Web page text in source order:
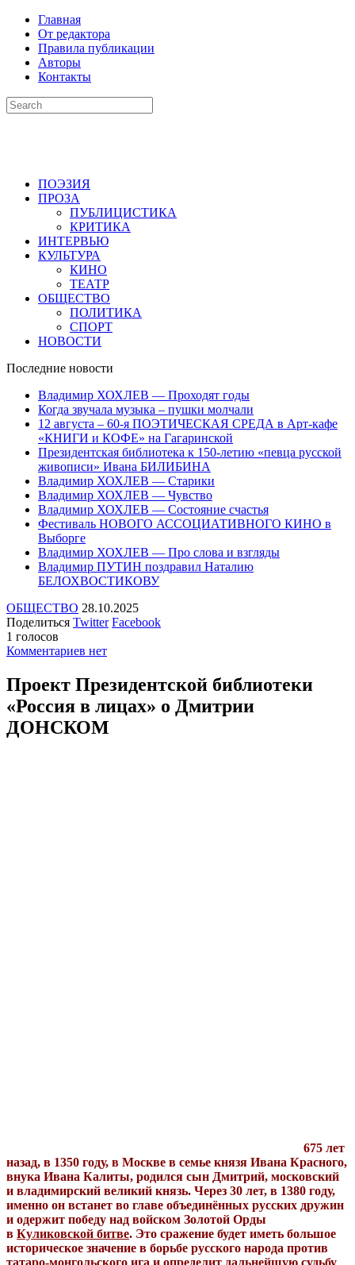
Главная
От редактора
Правила публикации
Авторы
Контакты
ПОЭЗИЯ
ПРОЗА
ПУБЛИЦИСТИКА
КРИТИКА
ИНТЕРВЬЮ
КУЛЬТУРА
КИНО
ТЕАТР
ОБЩЕСТВО
ПОЛИТИКА
СПОРТ
НОВОСТИ
Последние новости
Владимир ХОХЛЕВ — Проходят годы
Когда звучала музыка – пушки молчали
12 августа – 60-я ПОЭТИЧЕСКАЯ СРЕДА в Арт-кафе
«КНИГИ и КОФЕ» на Гагаринской
Президентская библиотека к 150-летию «певца русской
живописи» Ивана БИЛИБИНА
Владимир ХОХЛЕВ — Старики
Владимир ХОХЛЕВ — Чувство
Владимир ХОХЛЕВ — Состояние счастья
Фестиваль НОВОГО АССОЦИАТИВНОГО КИНО в
Выборге
Владимир ХОХЛЕВ — Про слова и взгляды
Владимир ПУТИН поздравил Наталию
БЕЛОХВОСТИКОВУ
ОБЩЕСТВО 28.10.2025
Поделиться Twitter Facebook
1 голосов
Комментариев нет
Проект Президентской библиотеки
«Россия в лицах» о Дмитрии
ДОНСКОМ
675 лет
назад, в 1350 году, в Москве в семье князя Ивана Красного,
внука Ивана Калиты, родился сын Дмитрий, московский
и владимирский великий князь. Через 30 лет, в 1380 году,
именно он встанет во главе объединённых русских дружин
и одержит победу над войском Золотой Орды
в Куликовской битве. Это сражение будет иметь большое
историческое значение в борьбе русского народа против
татаро-монгольского ига и определит дальнейшую судьбу